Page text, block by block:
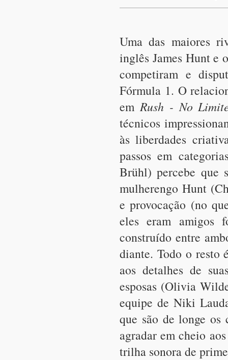
Uma das maiores
inglês James Hunt e
competiram e
Fórmula 1. O
emRush - No
técnicos
às liberdades
passos em
Brühl) percebe que
mulherengo Hunt
e provocação (no
eles eram amigos
construído entre
diante. Todo o resto
aos detalhes de
esposas (Olivia
equipe de Niki
que são de longe os
agradar em cheio
trilha sonora de